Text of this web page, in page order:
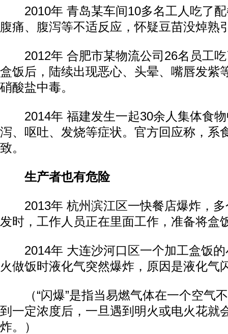
2010年 青岛某车间10多名工人吃了配
腹痛、腹泻等不适反应，怀疑豆苗没焯熟
2012年 合肥市某物流公司26名员工吃
盒饭后，陆续出现恶心、头晕、嘴唇发紫
硝酸盐中毒。
2014年 福建发生一起30余人集体食物
泻、呕吐、发烧等症状。官方回应称，系
致。
生产者也有危险
2013年 杭州滨江区一快餐店爆炸，多
发时，工作人员正在里面工作，准备将盒
2014年 大连沙河口区一个加工盒饭的
火做饭时液化气突然爆炸，原因是液化气
（“闪爆”是指当易燃气体在一个空气
到一定浓度后，一旦遇到明火或电火花就
炸。）